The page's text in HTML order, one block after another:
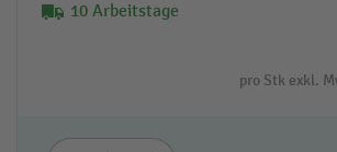
10 Arbeitstage
pro Stk exkl.